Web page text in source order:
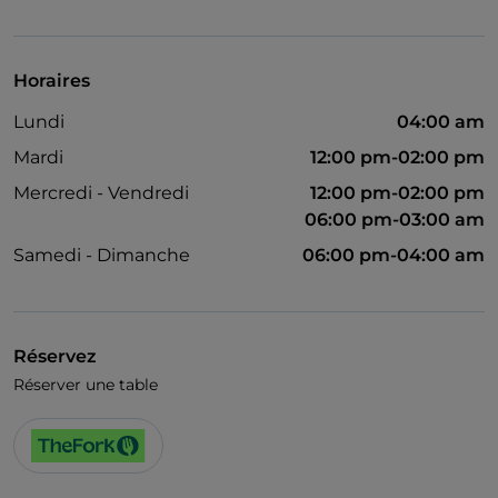
Horaires
Lundi
04:00 am
Mardi
12:00 pm-02:00 pm
Mercredi - Vendredi
12:00 pm-02:00 pm
06:00 pm-03:00 am
Samedi - Dimanche
06:00 pm-04:00 am
Réservez
Réserver une table